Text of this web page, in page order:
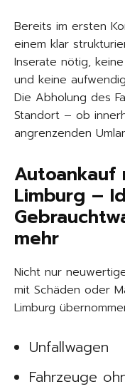
Bereits im ersten
einem klar
Inserate nötig,
und keine
Die Abholung des
Standort – ob
angrenzenden
Autoankauf
Limburg –
mehr
Nicht nur
mit Schäden oder
Limburg
Unfallwagen
Fahrzeuge